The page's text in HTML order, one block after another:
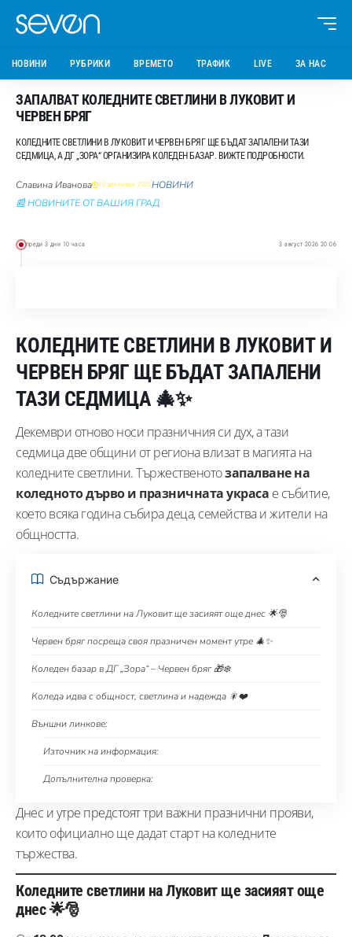
НОВИНИ РУБРИКИ ВРЕМЕТО ТРАФИК LIVE ЗА НАС
ЗАПАЛВАТ КОЛЕДНИТЕ СВЕТЛИНИ В ЛУКОВИТ И
ЧЕРВЕН БРЯГ
КОЛЕДНИТЕ СВЕТЛИНИ В ЛУКОВИТ И ЧЕРВЕН БРЯГ ЩЕ БЪДАТ ЗАПАЛЕНИ ТАЗИ
СЕДМИЦА, А ДГ „ЗОРА“ ОРГАНИЗИРА КОЛЕДЕН БАЗАР. ВИЖТЕ ПОДРОБНОСТИ.
Славина Иванова 10 декември 2025НОВИНИ
📰 НОВИНИТЕ ОТ ВАШИЯ ГРАД
преди 3 дни 10 часа 3 август 2026 20:06
КОЛЕДНИТЕ СВЕТЛИНИ В ЛУКОВИТ И
ЧЕРВЕН БРЯГ ЩЕ БЪДАТ ЗАПАЛЕНИ
ТАЗИ СЕДМИЦА 🎄✨
Декември отново носи празничния си дух, а тази
седмица две общини от региона влизат в магията на
коледните светлини. Тържественотозапалване на
коледното дърво и празничната украса е събитие,
което всяка година събира деца, семейства и жители на
общността.
Съдържание
Коледните светлини на Луковит ще засияят още днес 🌟🎅
Червен бряг посреща своя празничен момент утре 🎄✨
Коледен базар в ДГ „Зора“ – Червен бряг 🎁❄️
Коледа идва с общност, светлина и надежда 🎇❤️
Външни линкове:
Източник на информация:
Допълнителна проверка:
Днес и утре предстоят три важни празнични прояви,
които официално ще дадат старт на коледните
тържества.
Коледните светлини на Луковит ще засияят още
днес 🌟🎅